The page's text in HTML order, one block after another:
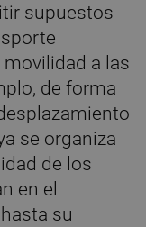
supuestos
a las
de forma
se organiza
de los
en el
su